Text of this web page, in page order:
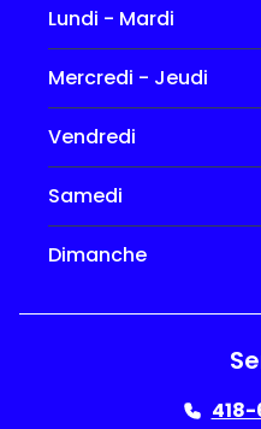
Lundi - Mardi
Mercredi - Jeudi
Vendredi
Samedi
Dimanche